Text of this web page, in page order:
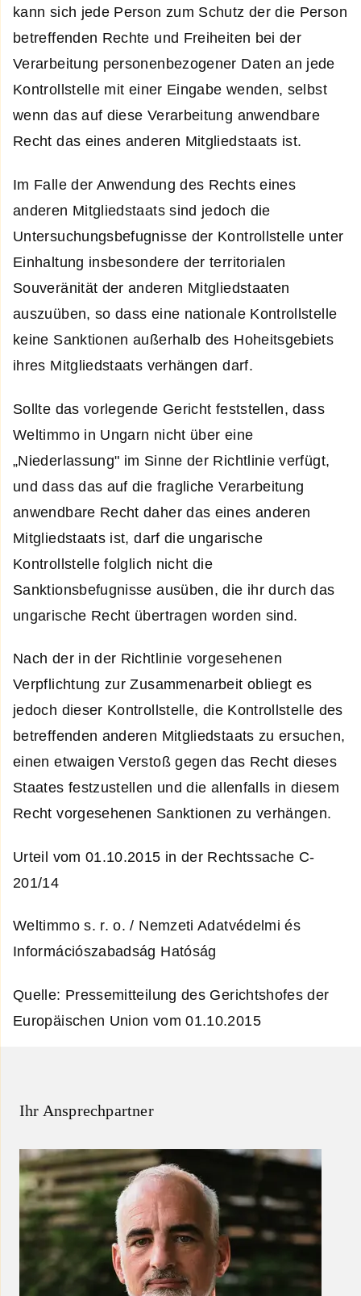
kann sich jede Person zum Schutz der die Person
betreffenden Rechte und Freiheiten bei der
Verarbeitung personenbezogener Daten an jede
Kontrollstelle mit einer Eingabe wenden, selbst
wenn das auf diese Verarbeitung anwendbare
Recht das eines anderen Mitgliedstaats ist.
Im Falle der Anwendung des Rechts eines
anderen Mitgliedstaats sind jedoch die
Untersuchungsbefugnisse der Kontrollstelle unter
Einhaltung insbesondere der territorialen
Souveränität der anderen Mitgliedstaaten
auszuüben, so dass eine nationale Kontrollstelle
keine Sanktionen außerhalb des Hoheitsgebiets
ihres Mitgliedstaats verhängen darf.
Sollte das vorlegende Gericht feststellen, dass
Weltimmo in Ungarn nicht über eine
„Niederlassung" im Sinne der Richtlinie verfügt,
und dass das auf die fragliche Verarbeitung
anwendbare Recht daher das eines anderen
Mitgliedstaats ist, darf die ungarische
Kontrollstelle folglich nicht die
Sanktionsbefugnisse ausüben, die ihr durch das
ungarische Recht übertragen worden sind.
Nach der in der Richtlinie vorgesehenen
Verpflichtung zur Zusammenarbeit obliegt es
jedoch dieser Kontrollstelle, die Kontrollstelle des
betreffenden anderen Mitgliedstaats zu ersuchen,
einen etwaigen Verstoß gegen das Recht dieses
Staates festzustellen und die allenfalls in diesem
Recht vorgesehenen Sanktionen zu verhängen.
Urteil vom 01.10.2015 in der Rechtssache C-
201/14
Weltimmo s. r. o. / Nemzeti Adatvédelmi és
Információszabadság Hatóság
Quelle: Pressemitteilung des Gerichtshofes der
Europäischen Union vom 01.10.2015
Ihr Ansprechpartner